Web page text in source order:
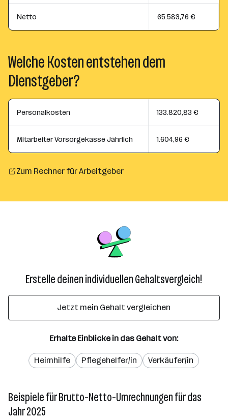
Netto 65.583,76 €
Welche Kosten entstehen dem
Dienstgeber?
Personalkosten 133.820,83 €
Mitarbeiter Vorsorgekasse Jährlich 1.604,96 €
Zum Rechner für Arbeitgeber
Erstelle deinen individuellen Gehaltsvergleich!
Jetzt mein Gehalt vergleichen
Erhalte Einblicke in das Gehalt von:
Heimhilfe Pflegehelfer/in Verkäufer/in
Beispiele für Brutto-Netto-Umrechnungen für das
Jahr 2025